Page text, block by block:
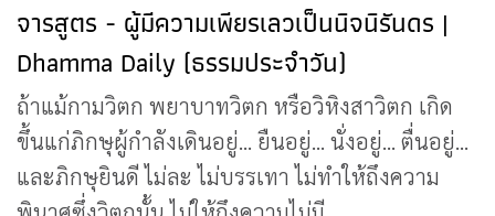
จารสูตร - ผู้มีความเพียรเลวเป็นนิจนิรันดร |
Dhamma Daily (ธรรมประจำวัน)
ถ้าแม้กามวิตก พยาบาทวิตก หรือวิหิงสาวิตก เกิด
ขึ้นแก่ภิกษุผู้กำลังเดินอยู่... ยืนอยู่... นั่งอยู่... ตื่นอยู่...
และภิกษุยินดี ไม่ละ ไม่บรรเทา ไม่ทำให้ถึงความ